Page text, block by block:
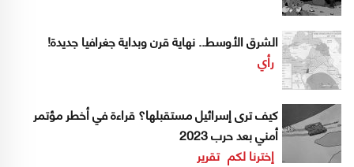
الشرق الأوسط.. نهاية قرن وبداية جغرافيا جديدة!
رأي
كيف ترى إسرائيل مستقبلها؟ قراءة في أخطر مؤتمر
أمني بعد حرب 2023
إخترنا لكم تقرير